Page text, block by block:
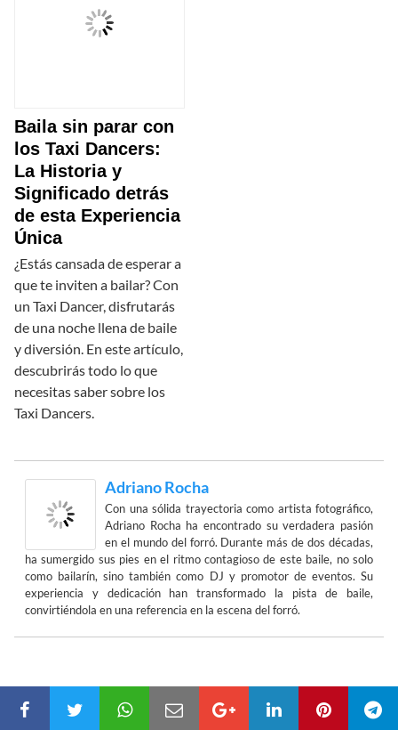
Baila sin parar con
los Taxi Dancers:
La Historia y
Significado detrás
de esta Experiencia
Única
¿Estás cansada de esperar a
que te inviten a bailar? Con
un Taxi Dancer, disfrutarás
de una noche llena de baile
y diversión. En este artículo,
descubrirás todo lo que
necesitas saber sobre los
Taxi Dancers.
Adriano Rocha
Con una sólida trayectoria como artista fotográfico,
Adriano Rocha ha encontrado su verdadera pasión
en el mundo del forró. Durante más de dos décadas,
ha sumergido sus pies en el ritmo contagioso de este baile, no solo
como bailarín, sino también como DJ y promotor de eventos. Su
experiencia y dedicación han transformado la pista de baile,
convirtiéndola en una referencia en la escena del forró.